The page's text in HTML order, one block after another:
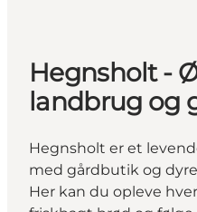
Hegnsholt -
landbrug og
Hegnsholt er et
med gårdbutik og
Her kan du opleve